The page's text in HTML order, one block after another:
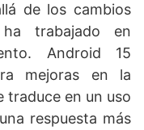
de los cambios
trabajado en
Android 15
mejoras en la
traduce en un uso
respuesta más